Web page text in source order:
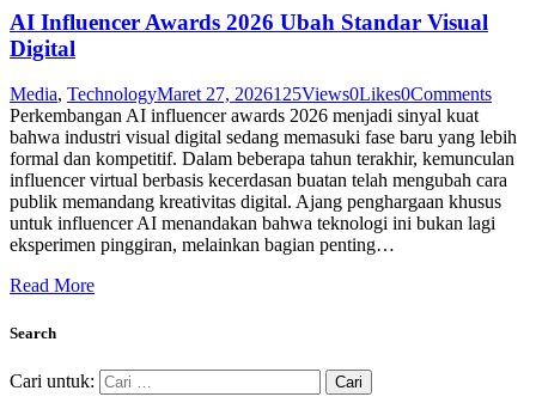
AI Influencer Awards 2026 Ubah Standar Visual
Digital
Media, TechnologyMaret 27, 2026125Views0Likes0Comments
Perkembangan AI influencer awards 2026 menjadi sinyal kuat
bahwa industri visual digital sedang memasuki fase baru yang lebih
formal dan kompetitif. Dalam beberapa tahun terakhir, kemunculan
influencer virtual berbasis kecerdasan buatan telah mengubah cara
publik memandang kreativitas digital. Ajang penghargaan khusus
untuk influencer AI menandakan bahwa teknologi ini bukan lagi
eksperimen pinggiran, melainkan bagian penting…
Read More
Search
Cari untuk: